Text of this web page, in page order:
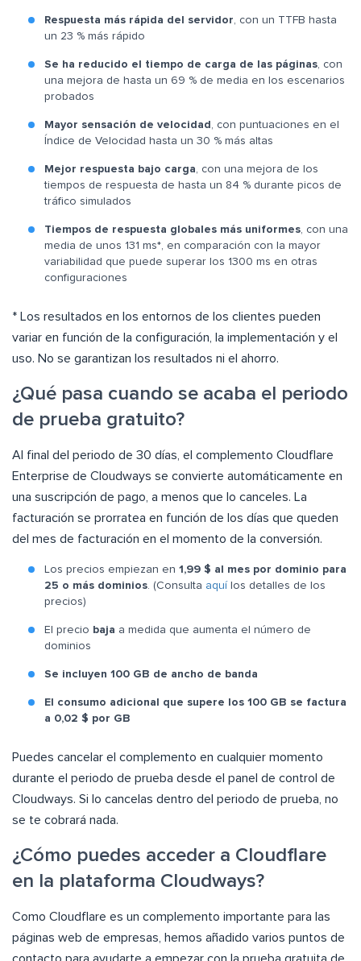
Respuesta más rápida del servidor, con un TTFB hasta
un 23 % más rápido
Se ha reducido el tiempo de carga de las páginas, con
una mejora de hasta un 69 % de media en los escenarios
probados
Mayor sensación de velocidad , con puntuaciones en el
Índice de Velocidad hasta un 30 % más altas
Mejor respuesta bajo carga, con una mejora de los
tiempos de respuesta de hasta un 84 % durante picos de
tráfico simulados
Tiempos de respuesta globales más uniformes, con una
media de unos 131 ms*, en comparación con la mayor
variabilidad que puede superar los 1300 ms en otras
configuraciones
* Los resultados en los entornos de los clientes pueden
variar en función de la configuración, la implementación y el
uso. No se garantizan los resultados ni el ahorro.
¿Qué pasa cuando se acaba el periodo
de prueba gratuito?
Al final del periodo de 30 días, el complemento Cloudflare
Enterprise de Cloudways se convierte automáticamente en
una suscripción de pago, a menos que lo canceles. La
facturación se prorratea en función de los días que queden
del mes de facturación en el momento de la conversión.
Los precios empiezan en 1,99 $ al mes por dominio para
25 o más dominios. (Consulta aquí los detalles de los
precios)
El precio baja a medida que aumenta el número de
dominios
Se incluyen 100 GB de ancho de banda
El consumo adicional que supere los 100 GB se factura
a 0,02 $ por GB
Puedes cancelar el complemento en cualquier momento
durante el periodo de prueba desde el panel de control de
Cloudways. Si lo cancelas dentro del periodo de prueba, no
se te cobrará nada.
¿Cómo puedes acceder a Cloudflare
en la plataforma Cloudways?
Como Cloudflare es un complemento importante para las
páginas web de empresas, hemos añadido varios puntos de